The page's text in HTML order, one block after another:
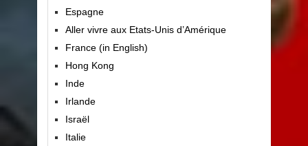
Espagne
Aller vivre aux Etats-Unis d’Amérique
France (in English)
Hong Kong
Inde
Irlande
Israël
Italie